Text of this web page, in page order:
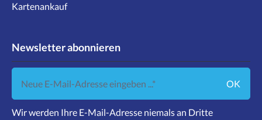
Kartenankauf
Newsletter abonnieren
Neue E-Mail-Adresse eingeben ...
OK
Wir werden Ihre E-Mail-Adresse niemals an Dritte